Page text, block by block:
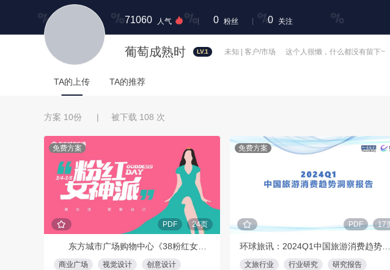
71060 人气 0 粉丝 0 关注
葡萄成熟时 LV.1 未知 | 客户/市场 这个人很懒，什么都没有留下~
TA的上传 TA的推荐
方案 10份 | 被下载 108 次
免费方案
PDF 24页
东方城市广场购物中心《38粉红女神派》视觉手册
商业广场 视觉设计 创意设计
免费方案
PDF 17
环球旅讯：2024Q1中国旅游消费趋势洞察报告
文旅行业 行业研究 研究报告